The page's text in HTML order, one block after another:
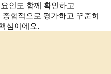
인도 함께 확인하고
합적으로 평가하고 꾸준히
심이에요.